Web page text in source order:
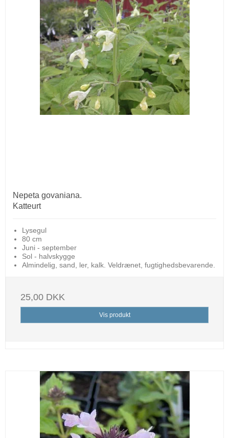
Nepeta govaniana.
Katteurt
Lysegul
80 cm
Juni - september
Sol - halvskygge
Almindelig, sand, ler, kalk. Veldrænet, fugtighedsbevarende.
25,00 DKK
Vis produkt